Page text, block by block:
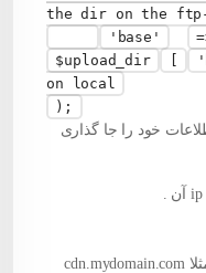
the dir on the
'base'
$upload_dir
on local
);
خود را جا گذاری